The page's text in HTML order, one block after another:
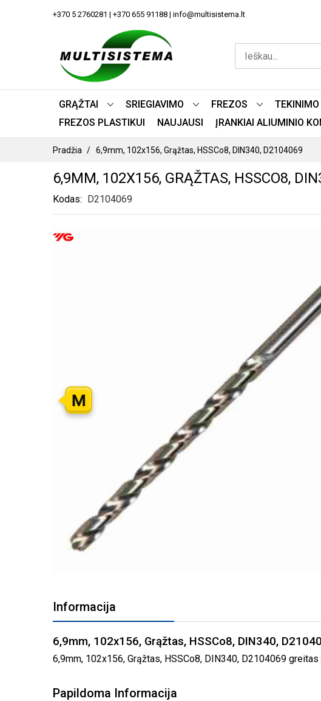
+370 5 2760281 | +370 655 91188 | info@multisistema.lt
GRĄŽTAI SRIEGIAVIMO FREZOS TEKINIMO
FREZOS PLASTIKUI
NAUJAUSI ĮRANKIAI ALIUMINIO
Pradžia 6,9mm, 102x156, Grąžtas, HSSCo8, DIN340, D2104069
6,9MM, 102X156, GRĄŽTAS, HSSCO8,
Kodas D2104069
PEREITI
M
PAVEIKSLĖLIŲ
GALERIJOS
Informacija
6,9mm, 102x156, Grąžtas, HSSCo8, DIN340,
6,9mm, 102x156, Grąžtas, HSSCo8, DIN340, D2104069
Papildoma Informacija